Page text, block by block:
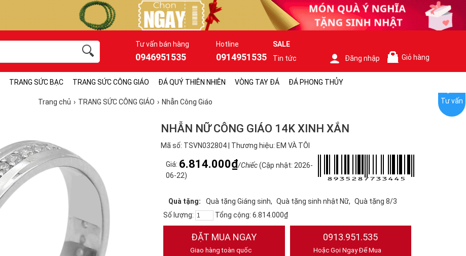
Tư vấn bán hàng
0946951535
Hotline
0914951535
SALE
Tin tức
Đăng nhập Giỏ hàng
TRANG SỨC BẠC TRANG SỨC CÔNG GIÁO ĐÁ QUÝ THIÊN NHIÊN VÒNG TAY ĐÁ ĐÁ PHONG THỦY
Trang chủ TRANG SỨC CÔNG GIÁO Nhẫn Công Giáo
NHẪN NỮ CÔNG GIÁO 14K XINH XẮN
Mã số: TSVN032804 | Thương hiệu: EM VÀ TÔI
Giá: 6.814.000₫/Chiếc(Cập nhật: 2026-
06-22)
Quà tặng: Quà tặng Giáng sinh Quà tặng sinh nhật Nữ
Quà tặng 8/3
Số lượng:
Tổng cộng: 6.814.000₫
ĐẶT MUA NGAY
Giao hàng toàn quốc
0913.951.535
Hoặc Gọi Ngay Để Mua
Tư vấn